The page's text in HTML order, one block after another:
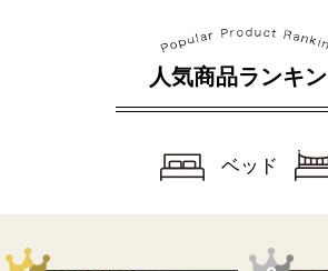
人気商品ランキ
ベッド